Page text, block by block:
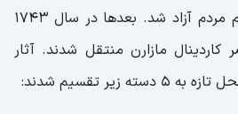
موجود برای مطالعه عموم مردم آزاد شد. بعدها در سال 1743
کاردینال مازارن منتقل شدند. آثار
زیر تقسیم شدند: